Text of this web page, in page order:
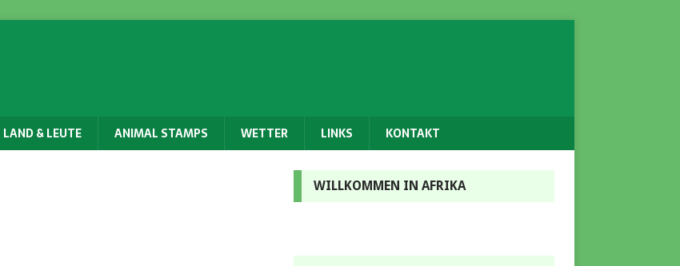
LAND & LEUTE ANIMAL STAMPS WETTER LINKS KONTAKT
WILLKOMMEN IN AFRIKA